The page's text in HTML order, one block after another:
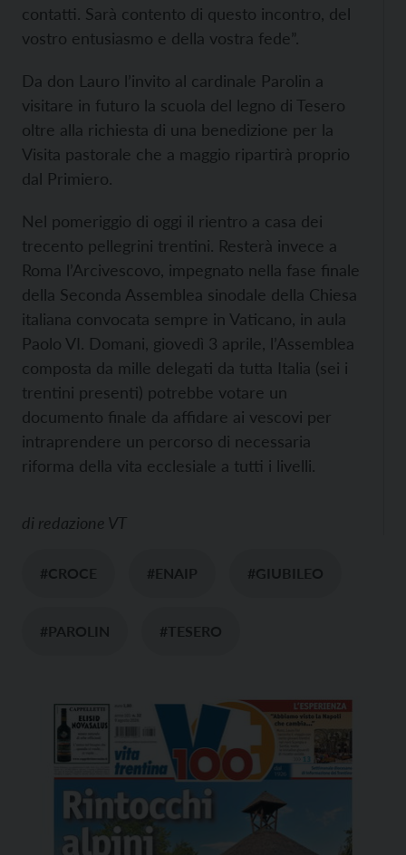
contatti. Sarà contento di questo incontro, del
vostro entusiasmo e della vostra fede”.
Da don Lauro l’invito al cardinale Parolin a
visitare in futuro la scuola del legno di Tesero
oltre alla richiesta di una benedizione per la
Visita pastorale che a maggio ripartirà proprio
dal Primiero.
Nel pomeriggio di oggi il rientro a casa dei
trecento pellegrini trentini. Resterà invece a
Roma l’Arcivescovo, impegnato nella fase finale
della Seconda Assemblea sinodale della Chiesa
italiana convocata sempre in Vaticano, in aula
Paolo VI. Domani, giovedì 3 aprile, l’Assemblea
composta da mille delegati da tutta Italia (sei i
trentini presenti) potrebbe votare un
documento finale da affidare ai vescovi per
intraprendere un percorso di necessaria
riforma della vita ecclesiale a tutti i livelli.
di redazione VT
#CROCE #ENAIP #GIUBILEO
#PAROLIN #TESERO